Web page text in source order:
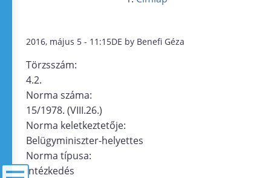
2016, május 5 - 11:15DE by Benefi Géza
Törzsszám:
4.2.
Norma száma:
15/1978. (VIII.26.)
Norma keletkeztetője:
Belügyminiszter-helyettes
Norma típusa:
intézkedés